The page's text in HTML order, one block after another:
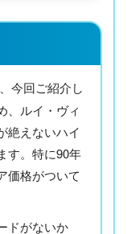
今回ご紹介し
、ルイ・ヴィ
絶えないハイ
す。特に90年
価格がついて
ドがないか